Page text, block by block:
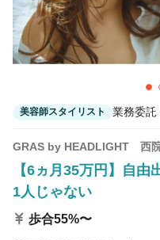
この
美容師スタイリスト 業務委託
GRAS by HEADLIGHT 西
【6ヵ月35万円】自
1人じゃない
歩合55%〜